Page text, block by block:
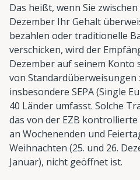
Das heißt, wenn Sie zwischen
Dezember Ihr Gehalt
bezahlen oder traditionelle
verschicken, wird der
Dezember auf seinem Konto
von Standardüberweisungen
insbesondere SEPA (Single
40 Länder umfasst. Solche
das von der EZB
an Wochenenden und
Weihnachten (25. und 26.
Januar), nicht geöffnet ist.